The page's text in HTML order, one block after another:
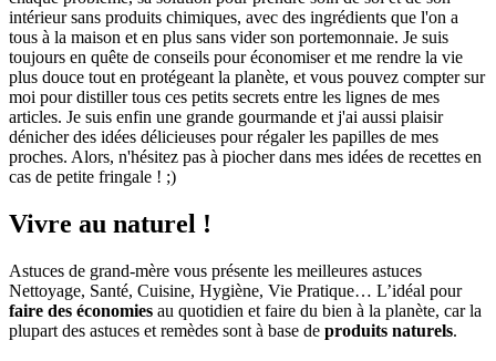
intérieur sans produits chimiques, avec des ingrédients que l'on a
tous à la maison et en plus sans vider son portemonnaie. Je suis
toujours en quête de conseils pour économiser et me rendre la vie
plus douce tout en protégeant la planète, et vous pouvez compter sur
moi pour distiller tous ces petits secrets entre les lignes de mes
articles. Je suis enfin une grande gourmande et j'ai aussi plaisir
dénicher des idées délicieuses pour régaler les papilles de mes
proches. Alors, n'hésitez pas à piocher dans mes idées de recettes en
cas de petite fringale ! ;)
Vivre au naturel !
Astuces de grand-mère vous présente les meilleures astuces
Nettoyage, Santé, Cuisine, Hygiène, Vie Pratique… L’idéal pour
faire des économies au quotidien et faire du bien à la planète, car la
plupart des astuces et remèdes sont à base de produits naturels.